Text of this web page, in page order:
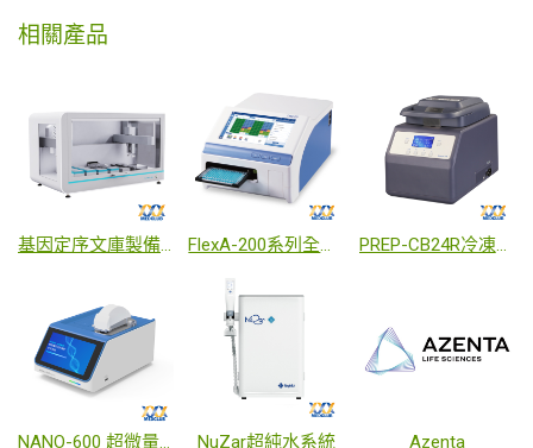
相關產品
基因定序文庫製備工作站-Auto-NGS 200 FlexA-200系列全波長酵素免分析儀/微量盤分光光度計 PREP-CB24R冷凍生物樣品均質機
NANO-600 超微量分光光度計 NuZar超純水系統 Azenta